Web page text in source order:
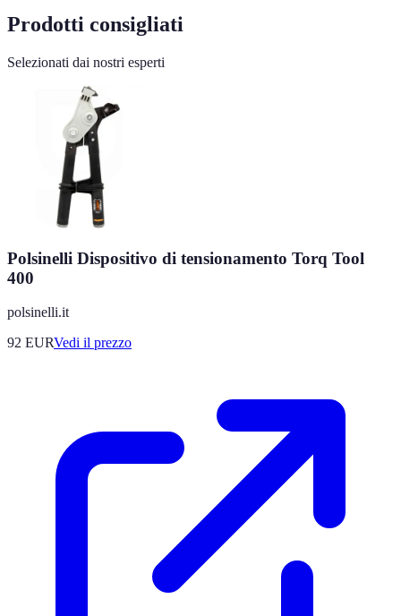
Prodotti consigliati
Selezionati dai nostri esperti
Polsinelli Dispositivo di tensionamento Torq Tool
400
polsinelli.it
92 EURVedi il prezzo